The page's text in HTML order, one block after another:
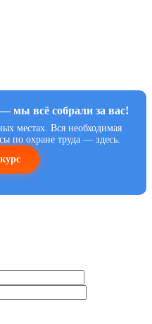
мы всё собрали за вас!
местах. Вся необходимая
по охране труда — здесь.